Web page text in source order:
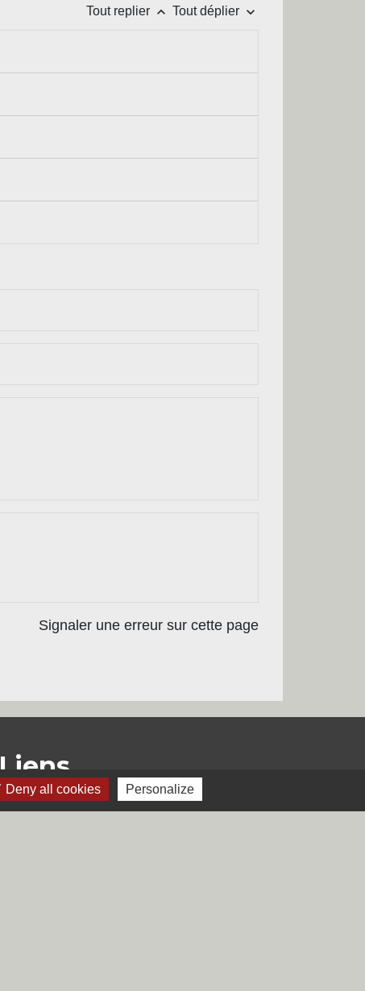
Tout replier keyboard_arrow_up Tout déplier keyboard_arrow_down
Signaler une erreur sur cette page
Liens
Deny all cookies Personalize